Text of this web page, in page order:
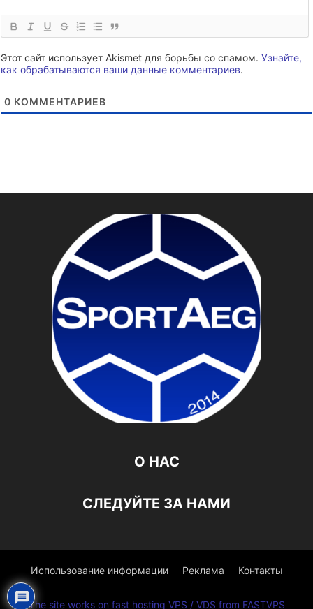
Этот сайт использует Akismet для борьбы со спамом. Узнайте,
как обрабатываются ваши данные комментариев.
0 КОММЕНТАРИЕВ
О НАС
СЛЕДУЙТЕ ЗА НАМИ
Использование информации Реклама Контакты
The site works on fast hosting VPS / VDS from FASTVPS